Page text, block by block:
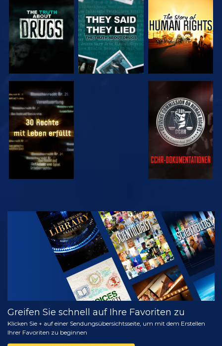
ANSEHEN ANSEHEN
ANSEHEN ANSEHEN
ANSEHEN
SERIE
ENTDECKEN
Greifen Sie schnell auf Ihre Favoriten zu
Klicken Sie + auf einer Sendungsübersichtsseite, um mit dem Erstellen
Ihrer Favoriten zu beginnen